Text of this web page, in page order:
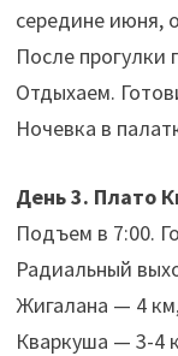
середине июня,
После прогулки
Отдыхаем.
Ночевка в
День 3. Плато
Подъем в 7:00.
Радиальный
Жигалана — 4
Кваркуша — 3-4